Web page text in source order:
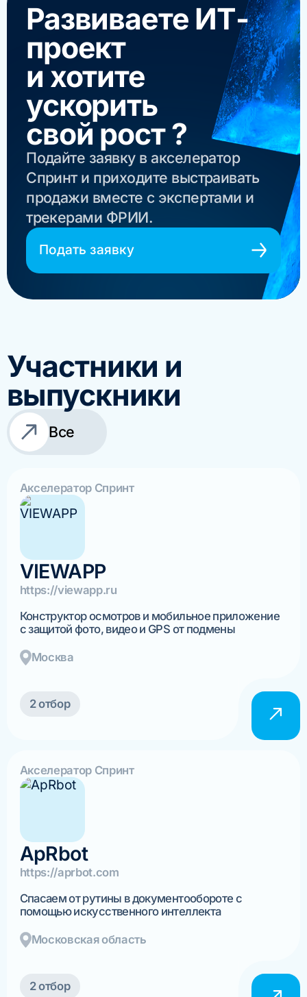
Развиваете ИТ-
проект
и хотите
ускорить
свой рост ?
Подайте заявку в акселератор
Спринт и приходите выстраивать
продажи вместе с экспертами и
трекерами ФРИИ.
Подать заявку
Участники и
выпускники
Все
Акселератор Спринт
VIEWAPP
https://viewapp.ru
Конструктор осмотров и мобильное приложение
с защитой фото, видео и GPS от подмены
Москва
2 отбор
Акселератор Спринт
ApRbot
https://aprbot.com
Спасаем от рутины в документообороте с
помощью искусственного интеллекта
Московская область
2 отбор